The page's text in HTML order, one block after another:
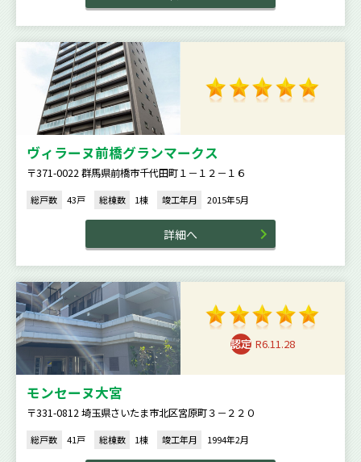
ヴィラーヌ前橋グランマークス
〒371-0022 群馬県前橋市千代田町１－１２－１６
総戸数 43戸 総棟数 1棟 竣工年月 2015年5月
詳細へ
R6.11.28
モンセーヌ大宮
〒331-0812 埼玉県さいたま市北区宮原町３－２２０
総戸数 41戸 総棟数 1棟 竣工年月 1994年2月